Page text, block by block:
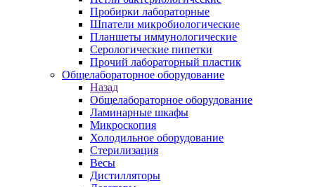
Пробирки лабораторные
Шпатели микробиологические
Планшеты иммунологические
Серологические пипетки
Прочий лабораторный пластик
Общелабораторное оборудование
Назад
Общелабораторное оборудование
Ламинарные шкафы
Микроскопия
Холодильное оборудование
Стерилизация
Весы
Дистилляторы